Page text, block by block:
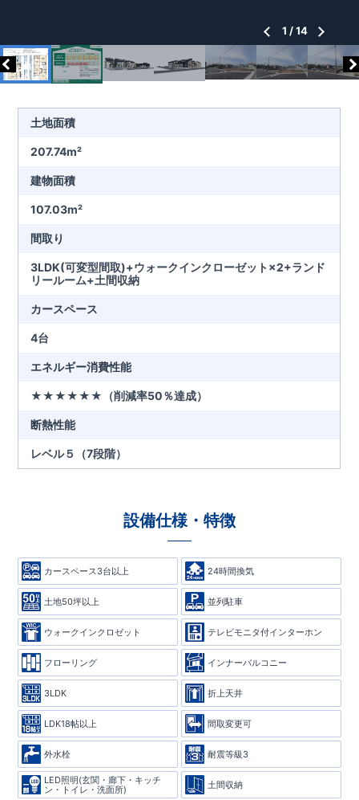
土地面積
207.74m²
建物面積
107.03m²
間取り
3LDK(可変型間取)+ウォークインクローゼット×2+ランド
リールーム+土間収納
カースペース
4台
エネルギー消費性能
★★★★★★（削減率50％達成）
断熱性能
レベル５（7段階）
1 /14
設備仕様・特徴
カースペース3台以上 24時間換気
土地50坪以上 並列駐車
ウォークインクロゼット テレビモニタ付インターホン
フローリング インナーバルコニー
3LDK 折上天井
LDK18帖以上 間取変更可
外水栓 耐震等級3
LED照明(玄関・廊下・キッチ
ン・トイレ・洗面所)
土間収納